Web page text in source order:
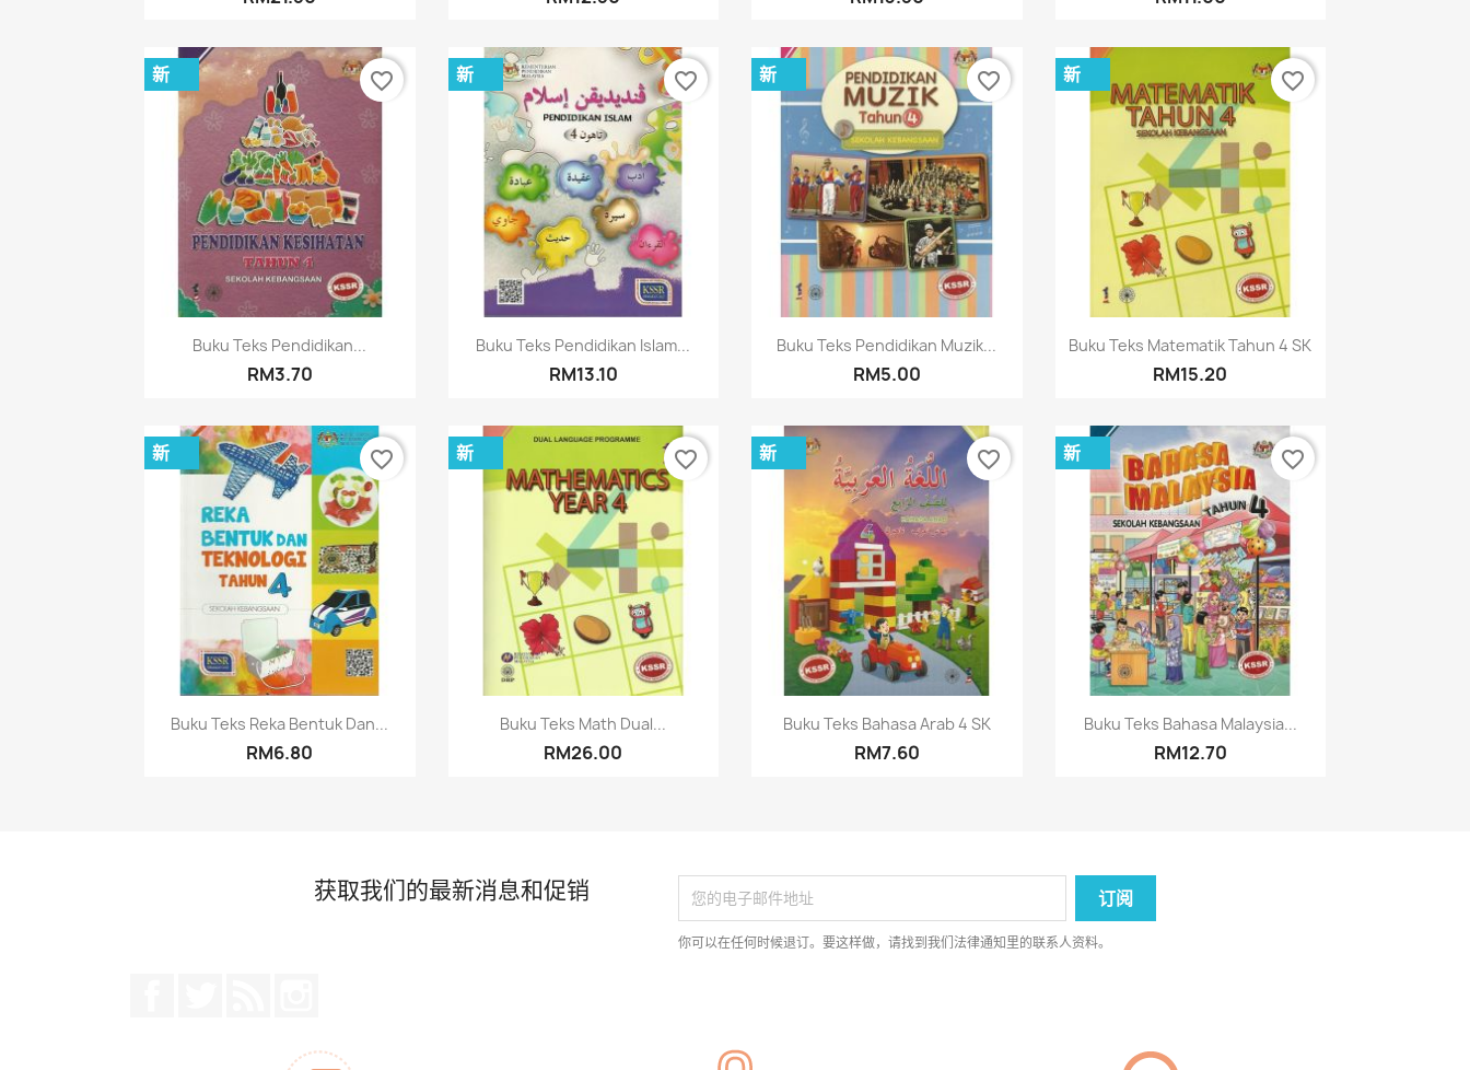
快速查看
Buku Teks Pendidikan...
RM3.70
新 favorite_border
快速查看
Buku Teks Pendidikan Islam...
RM13.10
新 favorite_border
快速查看
Buku Teks Pendidikan Muzik...
RM5.00
新 favorite_border
快速查看
Buku Teks Matematik Tahun 4 SK
RM15.20
新 favorite_border
快速查看
Buku Teks Reka Bentuk Dan...
RM6.80
新 favorite_border
快速查看
Buku Teks Math Dual...
RM26.00
新 favorite_border
快速查看
Buku Teks Bahasa Arab 4 SK
RM7.60
新 favorite_border
快速查看
Buku Teks Bahasa Malaysia...
RM12.70
新 favorite_border
获取我们的最新消息和促销
你可以在任何时候退订。要这样做，请找到我们法律通知里的联系人资料。